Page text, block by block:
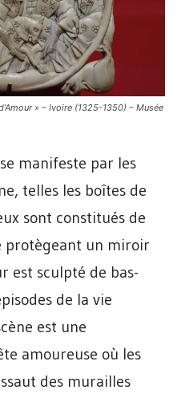
» – Ivoire (1325-1350) – Musée
manifeste par les
telles les boîtes de
sont constitués de
protègeant un miroir
est sculpté de bas-
de la vie
est une
amoureuse où les
des murailles